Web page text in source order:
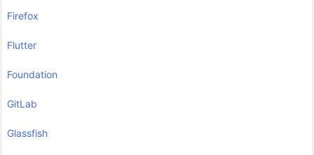
Firefox
Flutter
Foundation
GitLab
Glassfish